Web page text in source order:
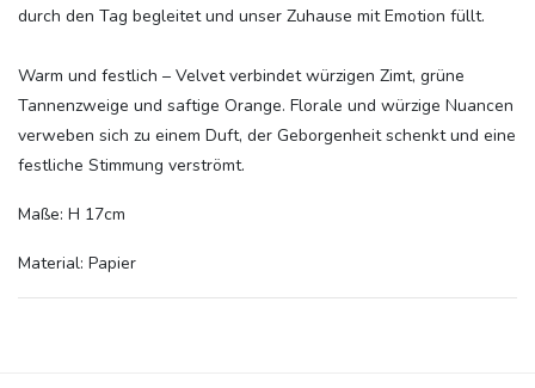
durch den Tag begleitet und unser Zuhause mit Emotion füllt.
Warm und festlich – Velvet verbindet würzigen Zimt, grüne
Tannenzweige und saftige Orange. Florale und würzige Nuancen
verweben sich zu einem Duft, der Geborgenheit schenkt und eine
festliche Stimmung verströmt.
Maße: H 17cm
Material: Papier